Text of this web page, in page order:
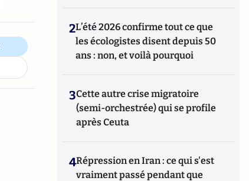
2L’été 2026 confirme tout ce que
les écologistes disent depuis 50
ans : non, et voilà pourquoi
3Cette autre crise migratoire
(semi-orchestrée) qui se profile
après Ceuta
4Répression en Iran : ce qui s'est
vraiment passé pendant que